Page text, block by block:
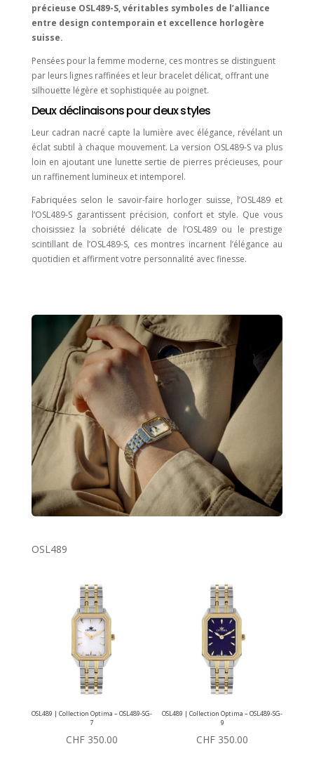
précieuse OSL489-S, véritables symboles de l’alliance
entre design contemporain et excellence horlogère
suisse.
Pensées pour la femme moderne, ces montres se distinguent
par leurs lignes raffinées et leur bracelet délicat, offrant une
silhouette légère et sophistiquée au poignet.
Deux déclinaisons pour deux styles
Leur cadran nacré capte la lumière avec élégance, révélant un
éclat subtil à chaque mouvement. La version OSL489-S va plus
loin en ajoutant une lunette sertie de pierres précieuses, pour
un raffinement lumineux et intemporel.
Fabriquées selon le savoir-faire horloger suisse, l’OSL489 et
l’OSL489-S garantissent précision, confort et style. Que vous
choisissiez la sobriété délicate de l’OSL489 ou le prestige
scintillant de l’OSL489-S, ces montres incarnent l’élégance au
quotidien et affirment votre personnalité avec finesse.
OSL489
OSL489 | Collection Optima – OSL489-SG-
7
CHF350.00
OSL489 | Collection Optima – OSL489-SG-
9
CHF 350.00